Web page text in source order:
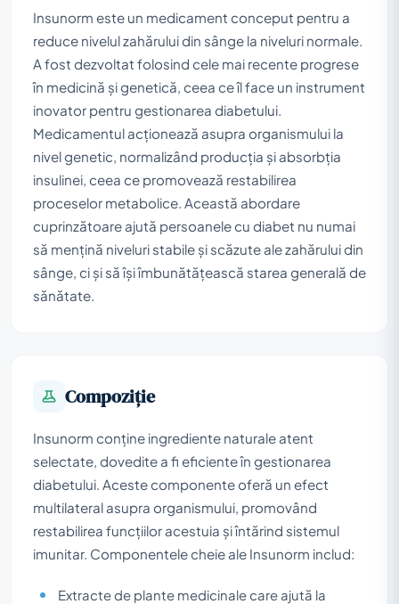
Insunorm este un medicament conceput pentru a
reduce nivelul zahărului din sânge la niveluri normale.
A fost dezvoltat folosind cele mai recente progrese
în medicină și genetică, ceea ce îl face un instrument
inovator pentru gestionarea diabetului.
Medicamentul acționează asupra organismului la
nivel genetic, normalizând producția și absorbția
insulinei, ceea ce promovează restabilirea
proceselor metabolice. Această abordare
cuprinzătoare ajută persoanele cu diabet nu numai
să mențină niveluri stabile și scăzute ale zahărului din
sânge, ci și să își îmbunătățească starea generală de
sănătate.
Compoziţie
Insunorm conține ingrediente naturale atent
selectate, dovedite a fi eficiente în gestionarea
diabetului. Aceste componente oferă un efect
multilateral asupra organismului, promovând
restabilirea funcțiilor acestuia și întărind sistemul
imunitar. Componentele cheie ale Insunorm includ:
Extracte de plante medicinale care ajută la